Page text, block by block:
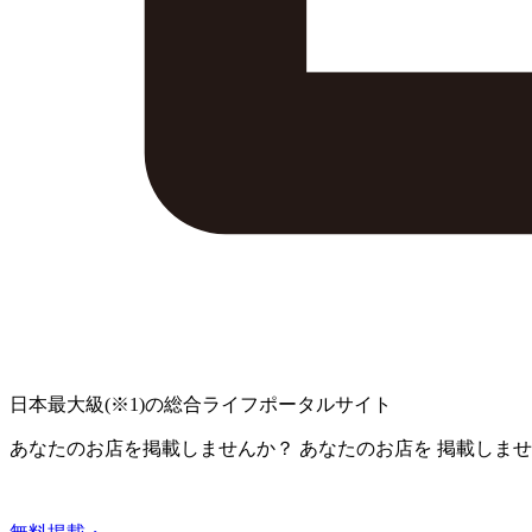
日本最大級(※1)の総合ライフポータルサイト
あなたのお店を掲載しませんか？ あなたのお店を 掲載しま